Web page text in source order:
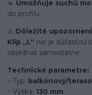
🔹 Umožňuje suchú
do profilu
⚠️ Dôležité
Klip „L“ nie je súčasťou
objednať samostatne.
Technické parametre:
– Typ: balkónový/
– Výška: 130 mm